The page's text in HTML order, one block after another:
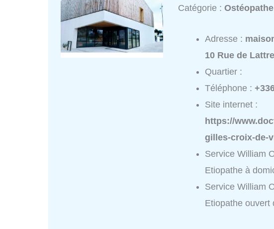
Catégorie :Ostéopathe
Adresse :
10 Rue de
Quartier :
Téléphone :
Site internet :
https://
gilles-croix-de-
Service William
Etiopathe à
Service William
Etiopathe ouvert